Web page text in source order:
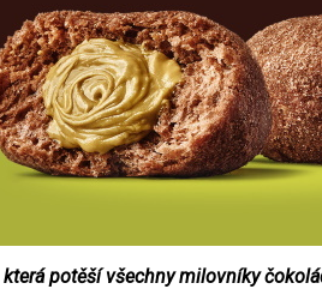
potěší všechny milovníky